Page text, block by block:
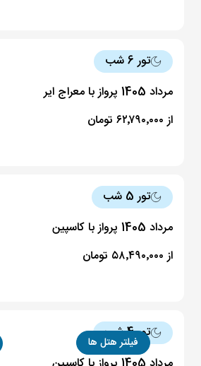
فیلتر هتل ها
تور 6 شب
مرداد 1405 پرواز با معراج ایر
از ۶۲٬۷۹۰٬۰۰۰ تومان
تور 5 شب
مرداد 1405 پرواز با کاسپین
از ۵۸٬۴۹۰٬۰۰۰ تومان
تور 4 شب